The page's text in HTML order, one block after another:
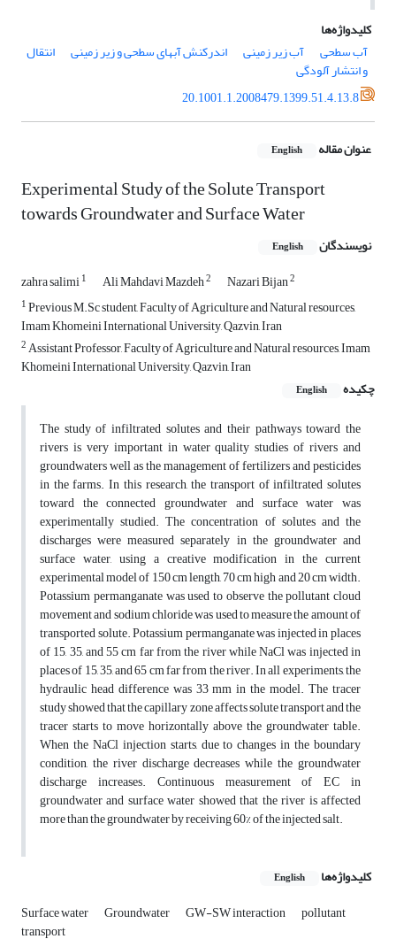
کلیدواژه‌ها
آب سطحی
آب زیر زمینی اندرکنش آبهای سطحی و زیر زمینی انتقال
و انتشار آلودگی
20.1001.1.2008479.1399.51.4.13.8
عنوان مقاله English
Experimental Study of the Solute Transport
towards Groundwater and Surface Water
نویسندگان English
zahra salimi1 Ali Mahdavi Mazdeh2 Nazari Bijan2
1Previous M.Sc student, Faculty of Agriculture and Natural resources,
Imam Khomeini International University, Qazvin, Iran
2Assistant Professor, Faculty of Agriculture and Natural resources, Imam
Khomeini International University, Qazvin, Iran
چکیده
English
The study of infiltrated solutes and their pathways toward the
rivers is very important in water quality studies of rivers and
groundwaters well as the management of fertilizers and pesticides
in the farms. In this research, the transport of infiltrated solutes
toward the connected groundwater and surface water was
experimentally studied. The concentration of solutes and the
discharges were measured separately in the groundwater and
surface water, using a creative modification in the current
experimental model of 150 cm length, 70 cm high and 20 cm width.
Potassium permanganate was used to observe the pollutant cloud
movement and sodium chloride was used to measure the amount of
transported solute. Potassium permanganate was injected in places
of 15, 35, and 55 cm far from the river while NaCl was injected in
places of 15, 35, and 65 cm far from the river. In all experiments, the
hydraulic head difference was 33 mm in the model. The tracer
study showed that the capillary zone affects solute transport and the
tracer starts to move horizontally above the groundwater table.
When the NaCl injection starts, due to changes in the boundary
condition, the river discharge decreases while the groundwater
discharge increases. Continuous measurement of EC in
groundwater and surface water showed that the river is affected
more than the groundwater by receiving 60% of the injected salt.
کلیدواژه‌ها English
Surface water Groundwater GW-SW interaction pollutant
transport